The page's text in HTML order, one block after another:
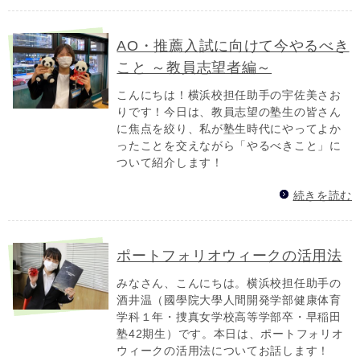
AO・推薦入試に向けて今やるべき
こと ～教員志望者編～
こんにちは！横浜校担任助手の宇佐美さお
りです！今日は、教員志望の塾生の皆さん
に焦点を絞り、私が塾生時代にやってよか
ったこと を交えながら「やるべきこと」に
ついて紹介します！
続きを読む
ポートフォリオウィークの活用法
みなさん、こんにちは。横浜校担任助手の
酒井温（國學院大學人間開発学部健康体育
学科１年・捜真女学校高等学部卒・早稲田
塾42期生）です。本日は、ポートフォリオ
ウィークの活用法についてお話します！